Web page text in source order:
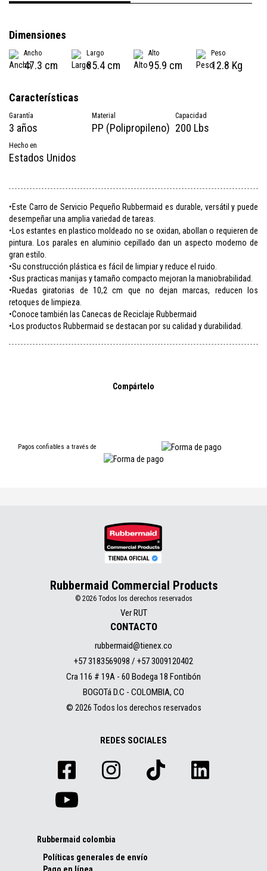
Dimensiones
Ancho
47.3 cm
Largo
85.4 cm
Alto
95.9 cm
Peso
12.8 Kg
Características
Garantía
3 años
Material
PP (Polipropileno)
Capacidad
200 Lbs
Hecho en
Estados Unidos
•Este Carro de Servicio Pequeño Rubbermaid es durable, versátil y puede
desempeñar una amplia variedad de tareas.
•Los estantes en plastico moldeado no se oxidan, abollan o requieren de
pintura. Los parales en aluminio cepillado dan un aspecto moderno de
gran estilo.
•Su construcción plástica es fácil de limpiar y reduce el ruido.
•Sus practicas manijas y tamaño compacto mejoran la maniobrabilidad.
•Ruedas giratorias de 10,2 cm que no dejan marcas, reducen los
retoques de limpieza.
•Conoce también las Canecas de Reciclaje Rubbermaid
•Los productos Rubbermaid se destacan por su calidad y durabilidad.
Compártelo
Pagos confiables a través de
Rubbermaid Commercial Products
© 2026 Todos los derechos reservados
Ver RUT
CONTACTO
rubbermaid@tienex.co
+57 3183569098 / +57 3009120402
Cra 116 # 19A - 60 Bodega 18 Fontibón
BOGOTá D.C - COLOMBIA, CO
© 2026 Todos los derechos reservados
REDES SOCIALES
Rubbermaid colombia
Políticas generales de envío